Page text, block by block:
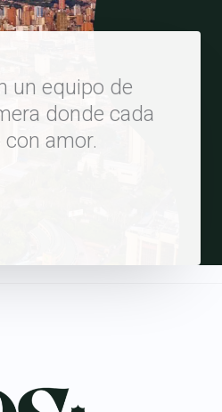
un equipo de
donde cada
amor.